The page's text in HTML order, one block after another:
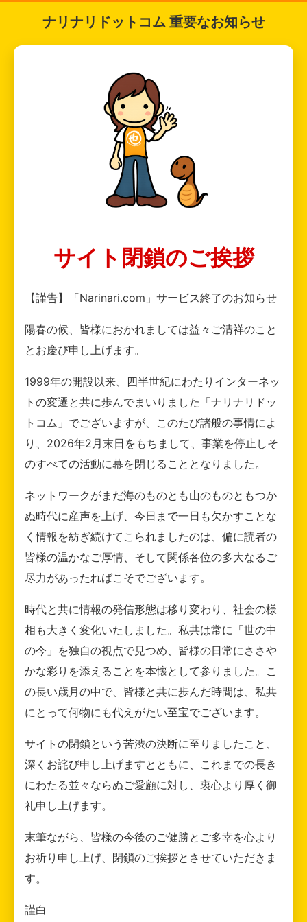
ナリナリドットコム 重要なお知らせ
サイト閉鎖のご挨拶
【謹告】「Narinari.com」サービス終了のお知らせ
陽春の候、皆様におかれましては益々ご清祥のこと
とお慶び申し上げます。
1999年の開設以来、四半世紀にわたりインターネッ
トの変遷と共に歩んでまいりました「ナリナリドッ
トコム」でございますが、このたび諸般の事情によ
り、2026年2月末日をもちまして、事業を停止しそ
のすべての活動に幕を閉じることとなりました。
ネットワークがまだ海のものとも山のものともつか
ぬ時代に産声を上げ、今日まで一日も欠かすことな
く情報を紡ぎ続けてこられましたのは、偏に読者の
皆様の温かなご厚情、そして関係各位の多大なるご
尽力があったればこそでございます。
時代と共に情報の発信形態は移り変わり、社会の様
相も大きく変化いたしました。私共は常に「世の中
の今」を独自の視点で見つめ、皆様の日常にささや
かな彩りを添えることを本懐として参りました。こ
の長い歳月の中で、皆様と共に歩んだ時間は、私共
にとって何物にも代えがたい至宝でございます。
サイトの閉鎖という苦渋の決断に至りましたこと、
深くお詫び申し上げますとともに、これまでの長き
にわたる並々ならぬご愛顧に対し、衷心より厚く御
礼申し上げます。
末筆ながら、皆様の今後のご健勝とご多幸を心より
お祈り申し上げ、閉鎖のご挨拶とさせていただきま
す。
謹白